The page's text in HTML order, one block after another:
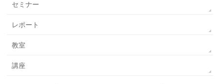
セミナー
レポート
教室
講座